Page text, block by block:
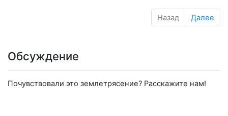
Назад Далее
Обсуждение
Почувствовали это землетрясение? Расскажите нам!